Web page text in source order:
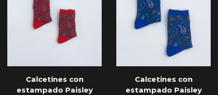
Calcetines con
estampado Paisley
Calcetines con
estampado Paisley